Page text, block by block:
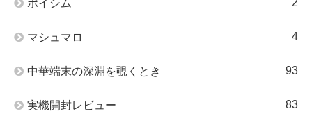
ポイシム 2
マシュマロ 4
中華端末の深淵を覗くとき 93
実機開封レビュー 83